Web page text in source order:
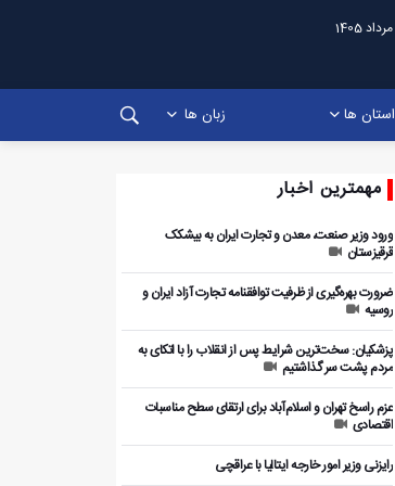
استان ها زبان ها
مهمترین اخبار
ورود وزیر صنعت، معدن و تجارت ایران به بیشکک
قرقیزستان
ضرورت بهره‌گیری از ظرفیت توافقنامه تجارت آزاد ایران و
روسیه
پزشکیان: سخت‌ترین شرایط پس از انقلاب را با اتکای به
مردم پشت سر گذاشتیم
عزم راسخ تهران و اسلام‌آباد برای ارتقای سطح مناسبات
اقتصادی
رایزنی وزیر امور خارجه ایتالیا با عراقچی